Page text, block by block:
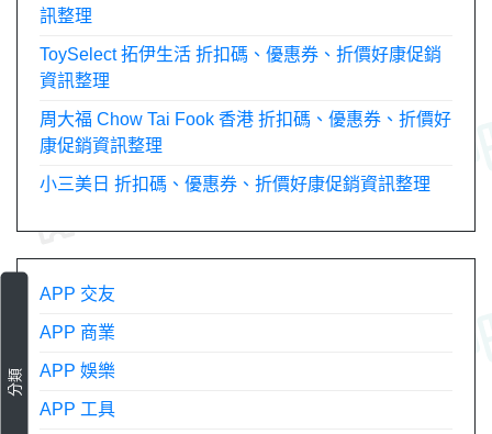
訊整理
ToySelect 拓伊生活 折扣碼、優惠券、折價好康促銷
資訊整理
周大福 Chow Tai Fook 香港 折扣碼、優惠券、折價好
康促銷資訊整理
小三美日 折扣碼、優惠券、折價好康促銷資訊整理
分類
APP 交友
APP 商業
APP 娛樂
APP 工具